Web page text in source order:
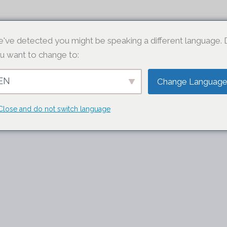
detected you might be speaking a different language.
want to change to:
Change Language
and do not switch language